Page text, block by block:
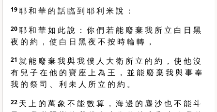
19耶 和 華 的 話 臨 到 耶 利 米 說 ：
20耶 和 華 如 此 說 ： 你 們 若 能 廢 棄 我 所 立 白 日 黑
夜 的 約 ， 使 白 日 黑 夜 不 按 時 輪 轉 ，
21 就 能 廢 棄 我 與 我 僕 人 大 衛 所 立 的 約 ， 使 他 沒
有 兒 子 在 他 的 寶 座 上 為 王 ， 並 能 廢 棄 我 與 事 奉
我 的 祭 司 、 利 未 人 所 立 的 約 。
22 天 上 的 萬 象 不 能 數 算 ， 海 邊 的 塵 沙 也 不 能 斗